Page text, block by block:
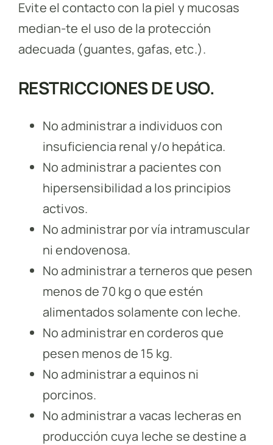
Evite el contacto con la piel y mucosas
median-te el uso de la protección
adecuada (guantes, gafas, etc.).
RESTRICCIONES DE USO.
No administrar a individuos con
insuficiencia renal y/o hepática.
No administrar a pacientes con
hipersensibilidad a los principios
activos.
No administrar por vía intramuscular
ni endovenosa.
No administrar a terneros que pesen
menos de 70 kg o que estén
alimentados solamente con leche.
No administrar en corderos que
pesen menos de 15 kg.
No administrar a equinos ni
porcinos.
No administrar a vacas lecheras en
producción cuya leche se destine a